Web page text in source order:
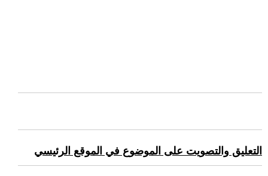
التعليق والتصويت على الموضوع في الموقع الرئيسي